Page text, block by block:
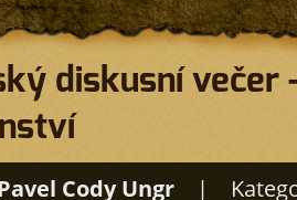
diskusní večer
Cody Ungr |